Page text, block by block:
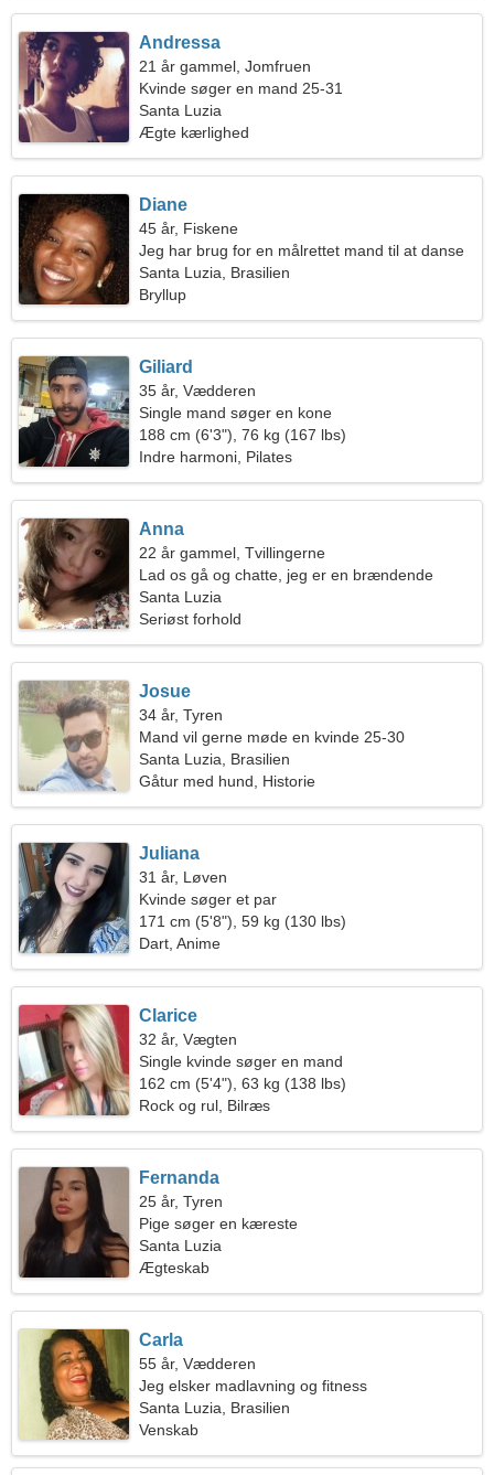
Andressa
21 år gammel, Jomfruen
Kvinde søger en mand 25-31
Santa Luzia
Ægte kærlighed
Diane
45 år, Fiskene
Jeg har brug for en målrettet mand til at danse
sammen
Santa Luzia, Brasilien
Bryllup
Giliard
35 år, Vædderen
Single mand søger en kone
188 cm (6'3"), 76 kg (167 lbs)
Indre harmoni, Pilates
Anna
22 år gammel, Tvillingerne
Lad os gå og chatte, jeg er en brændende
kvinde
Santa Luzia
Seriøst forhold
Josue
34 år, Tyren
Mand vil gerne møde en kvinde 25-30
Santa Luzia, Brasilien
Gåtur med hund, Historie
Juliana
31 år, Løven
Kvinde søger et par
171 cm (5'8"), 59 kg (130 lbs)
Dart, Anime
Clarice
32 år, Vægten
Single kvinde søger en mand
162 cm (5'4"), 63 kg (138 lbs)
Rock og rul, Bilræs
Fernanda
25 år, Tyren
Pige søger en kæreste
Santa Luzia
Ægteskab
Carla
55 år, Vædderen
Jeg elsker madlavning og fitness
Santa Luzia, Brasilien
Venskab